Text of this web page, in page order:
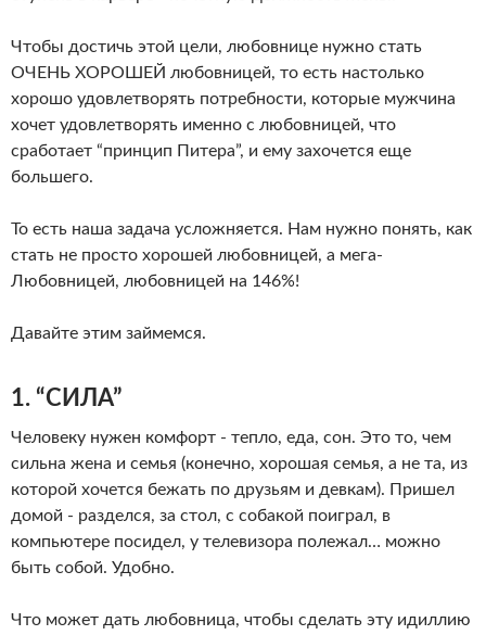
Чтобы достичь этой цели, любовнице нужно стать
ОЧЕНЬ ХОРОШЕЙ любовницей, то есть настолько
хорошо удовлетворять потребности, которые мужчина
хочет удовлетворять именно с любовницей, что
сработает “принцип Питера”, и ему захочется еще
большего.
То есть наша задача усложняется. Нам нужно понять, как
стать не просто хорошей любовницей, а мега-
Любовницей, любовницей на 146%!
Давайте этим займемся.
1. “СИЛА”
Человеку нужен комфорт - тепло, еда, сон. Это то, чем
сильна жена и семья (конечно, хорошая семья, а не та, из
которой хочется бежать по друзьям и девкам). Пришел
домой - разделся, за стол, с собакой поиграл, в
компьютере посидел, у телевизора полежал… можно
быть собой. Удобно.
Что может дать любовница, чтобы сделать эту идиллию